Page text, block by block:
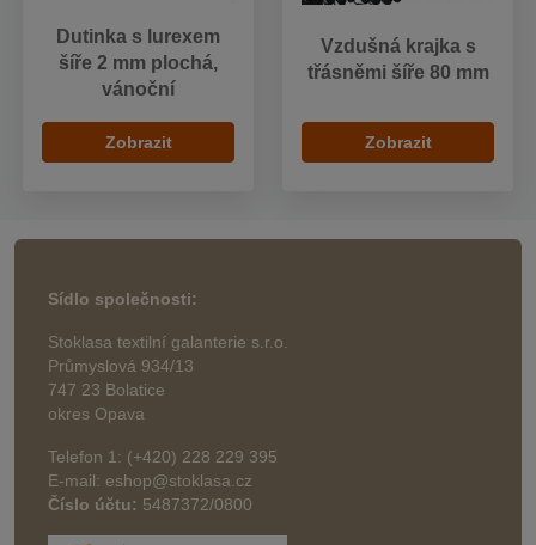
Dutinka s lurexem
šíře 2 mm plochá,
vánoční
Zobrazit
Vzdušná krajka s
třásněmi šíře 80 mm
Zobrazit
Sídlo společnosti:
Stoklasa textilní galanterie s.r.o.
Průmyslová 934/13
747 23 Bolatice
okres Opava
Telefon 1: (+420) 228 229 395
E-mail: eshop@stoklasa.cz
Číslo účtu: 5487372/0800